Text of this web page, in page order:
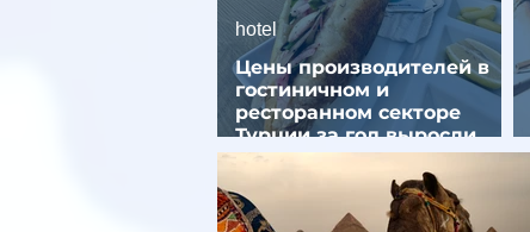
Цены производителей в
гостиничном и
ресторанном секторе
Турции за год выросли
почти на 32%
hotel